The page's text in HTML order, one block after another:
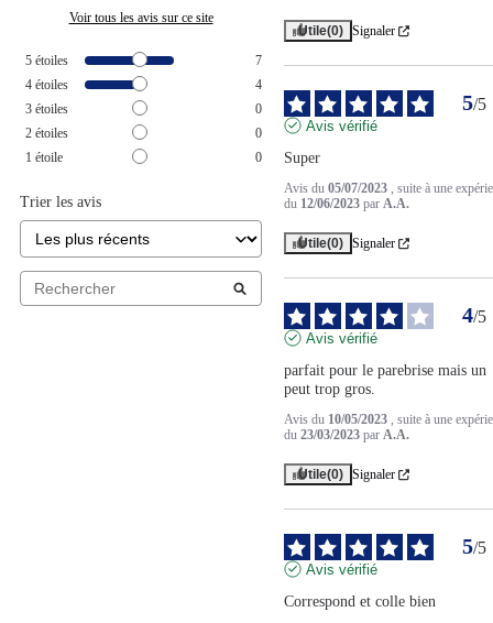
Voir tous les avis sur ce site
5 étoiles
7
4 étoiles
4
3 étoiles
0
2 étoiles
0
1 étoile 0
Trier les avis
Utile(0) Signaler
5/5
Avis vérifié
Super
Avis du 05/07/2023 , suite à une
du 12/06/2023 par A.A.
Utile(0) Signaler
4/5
Avis vérifié
parfait pour le parebrise mais un
peut trop gros.
Avis du 10/05/2023 , suite à une
du 23/03/2023 par A.A.
Utile(0) Signaler
5/5
Avis vérifié
Correspond et colle bien